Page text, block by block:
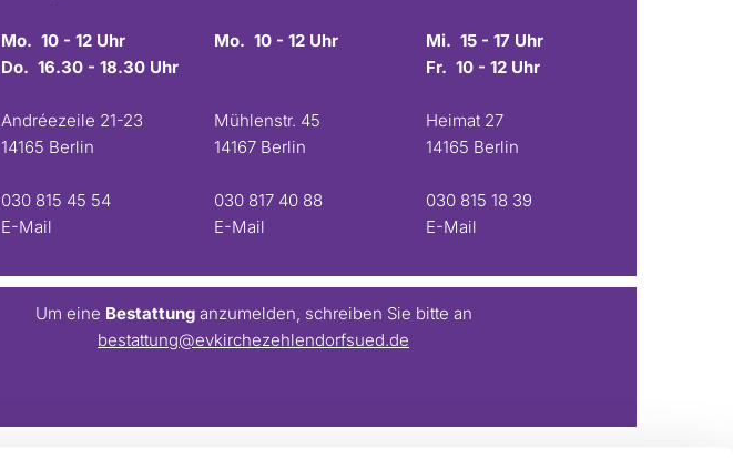
Mo. 10 - 12 Uhr
Do. 16.30 - 18.30 Uhr
Andréezeile 21-23
14165 Berlin
030 815 45 54
E-Mail
Mo. 10 - 12 Uhr
Mühlenstr. 45
14167 Berlin
030 817 40 88
E-Mail
Mi. 15 - 17 Uhr
Fr. 10 - 12 Uhr
Heimat 27
14165 Berlin
030 815 18 39
E-Mail
Um eine Bestattunganzumelden, schreiben Sie bitte an
bestattung@evkirchezehlendorfsued.de